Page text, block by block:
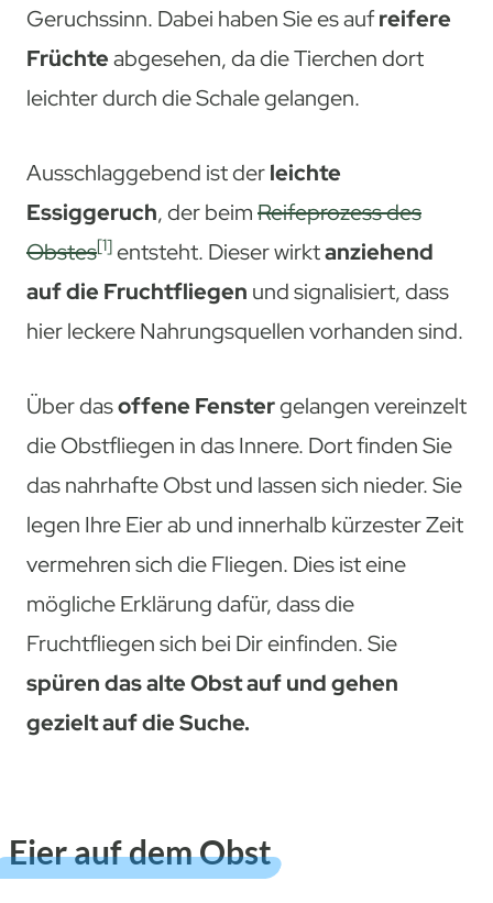
Geruchssinn. Dabei haben Sie es aufreifere
Früchteabgesehen, da die Tierchen dort
leichter durch die Schale gelangen.
Ausschlaggebend ist derleichte
Essiggeruch, der beimReifeprozess des
Obstes[1] entsteht. Dieser wirktanziehend
auf die Fruchtfliegen und signalisiert, dass
hier leckere Nahrungsquellen vorhanden sind.
Über dasoffene Fenstergelangen vereinzelt
die Obstfliegen in das Innere. Dort finden Sie
das nahrhafte Obst und lassen sich nieder. Sie
legen Ihre Eier ab und innerhalb kürzester Zeit
vermehren sich die Fliegen. Dies ist eine
mögliche Erklärung dafür, dass die
Fruchtfliegen sich bei Dir einfinden. Sie
spüren das alte Obst auf und gehen
gezielt auf die Suche.
Eier auf dem Obst